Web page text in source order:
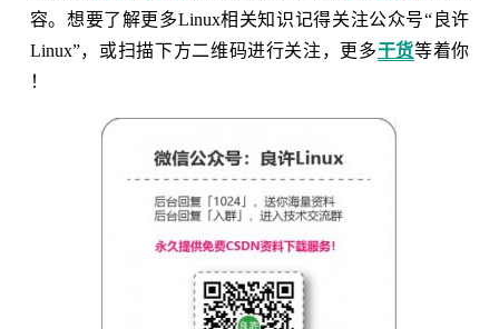
容。想要了解更多Linux相关知识记得关注公众号“良许
Linux”，或扫描下方二维码进行关注，更多干货等着你
！